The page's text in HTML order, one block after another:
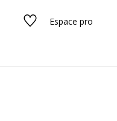
Espace pro